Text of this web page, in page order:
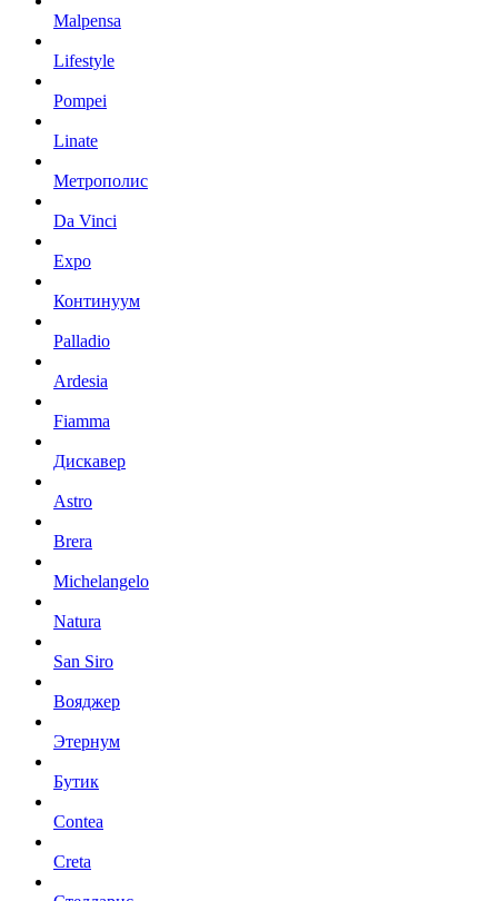
Malpensa
Lifestyle
Pompei
Linate
Метрополис
Da Vinci
Expo
Континуум
Palladio
Ardesia
Fiamma
Дискавер
Astro
Brera
Michelangelo
Natura
San Siro
Вояджер
Этернум
Бутик
Contea
Creta